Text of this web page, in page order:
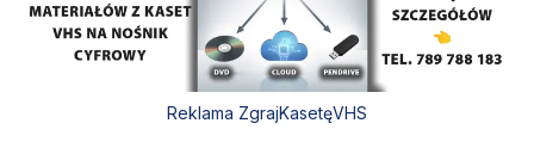
Reklama ZgrajKasetęVHS